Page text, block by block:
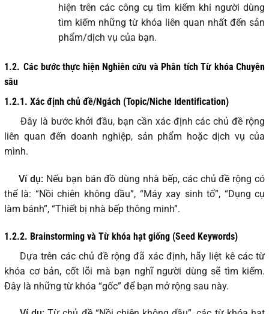
hiện trên các công cụ tìm kiếm khi người dùng
tìm kiếm những từ khóa liên quan nhất đến sản
phẩm/dịch vụ của bạn.
1.2. Các bước thực hiện Nghiên cứu và Phân tích Từ khóa Chuyên
sâu
1.2.1. Xác định chủ đề/Ngách (Topic/Niche Identification)
Đây là bước khởi đầu, bạn cần xác định các chủ đề rộng
liên quan đến doanh nghiệp, sản phẩm hoặc dịch vụ của
mình.
Ví dụ: Nếu bạn bán đồ dùng nhà bếp, các chủ đề rộng có
thể là: “Nồi chiên không dầu”, “Máy xay sinh tố”, “Dụng cụ
làm bánh”, “Thiết bị nhà bếp thông minh”.
1.2.2. Brainstorming và Từ khóa hạt giống (Seed Keywords)
Dựa trên các chủ đề rộng đã xác định, hãy liệt kê các từ
khóa cơ bản, cốt lõi mà bạn nghĩ người dùng sẽ tìm kiếm.
Đây là những từ khóa “gốc” để bạn mở rộng sau này.